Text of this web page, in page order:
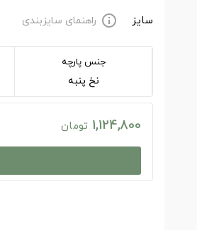
سایز
info راهنمای سایزبندی
جنس پارچه
نخ پنبه
1,124,800 تومان